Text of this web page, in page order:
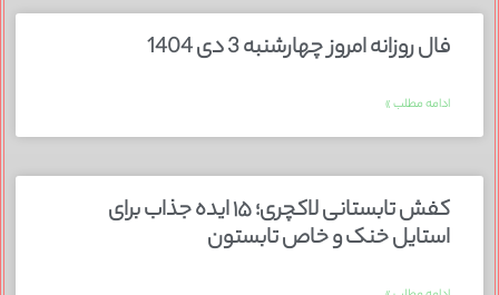
فال روزانه امروز چهارشنبه 3 دی 1404
ادامه مطلب »
کفش تابستانی لاکچری؛ ۱۵ ایده‌ جذاب برای
استایل خنک و خاص تابستون